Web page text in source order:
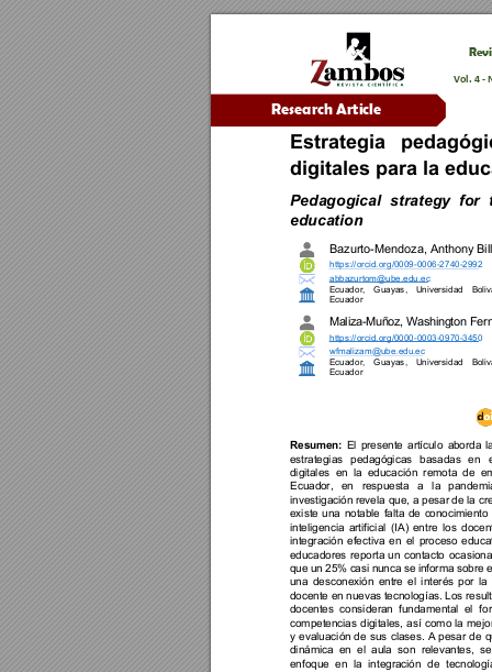
Vol. 4 -
Estrategia
digitales para la
Pedagogical strategy for
education
Bazurto-Mendoza, Anthony
https://orcid.org/0009-0006-2740-2992
abbazurtom@ube.edu.ec
Ecuador, Guayas Universidad Bol
Ecuador
Maliza-Muñoz, Washington
https://orcid.org/0000-0003-0970-3450
wfmalizam@ube.edu.ec
Ecuador, Guayas, Universidad Bol
Ecuador
Resumen: El presente artícul o aborda
estrategias
pedagógicas basadas en
digitales
en la educación remota de
Ecuador,
en respuesta a la pan
investigación revela que, a pesar de la
existe una notable falta de conocimiento
inteligencia artificial (IA) entre los
integración efectiva en el proceso
educadores reporta un contacto
que un 25% casi nunca se informa sobre
una desconexión entre el interés por la
docente en nuevas tecnologías. Los
docentes consideran fundamental el f
competencias digitales, así como la
y evaluación de sus clases. A pesar de
dinámica
en el aula son relevantes,
enfoque
en la integración de
Research Article